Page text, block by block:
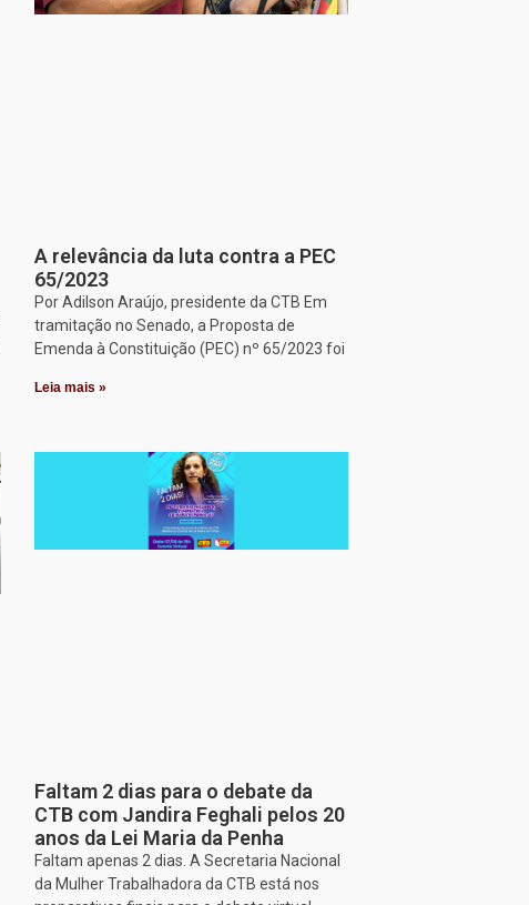
A relevância da luta contra a PEC
65/2023
Por Adilson Araújo, presidente da CTB Em
tramitação no Senado, a Proposta de
Emenda à Constituição (PEC) nº 65/2023 foi
Leia mais »
Faltam 2 dias para o debate da
CTB com Jandira Feghali pelos 20
anos da Lei Maria da Penha
Faltam apenas 2 dias. A Secretaria Nacional
da Mulher Trabalhadora da CTB está nos